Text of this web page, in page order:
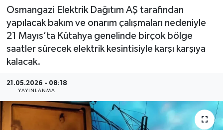
Osmangazi Elektrik Dağıtım AŞ tarafından
yapılacak bakım ve onarım çalışmaları nedeniyle
21 Mayıs’ta Kütahya genelinde birçok bölge
saatler sürecek elektrik kesintisiyle karşı karşıya
kalacak.
21.05.2026 - 08:18
YAYINLANMA
Ekonomi
Eleman
Emlak
Gündem
Haber
Son Dakika Haberleri
Haber Arşivi